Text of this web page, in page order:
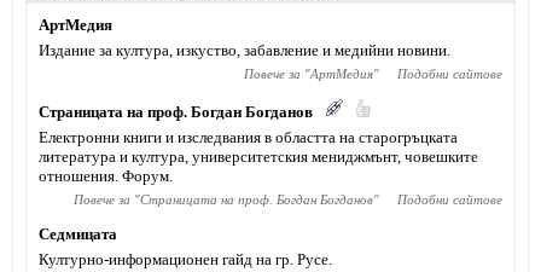
АртМедия
Издание за култура, изкуство, забавление и медийни новини.
Повече за "АртМедия" Подобни сайтове
Страницата на проф. Богдан Богданов
Електронни книги и изследвания в областта на старогръцката
литература и култура, университетския мениджмънт, човешките
отношения. Форум.
Повече за "Страницата на проф. Богдан Богданов" Подобни сайтове
Седмицата
Културно-информационен гайд на гр. Русе.